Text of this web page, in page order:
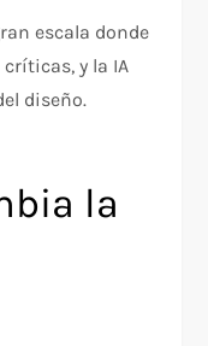
escala donde
y la IA
diseño.
la